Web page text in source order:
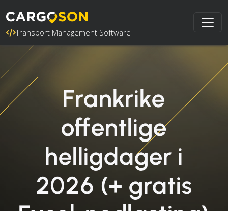
Transport Management Software
Frankrike
offentlige
helligdager i
2026 (+ gratis